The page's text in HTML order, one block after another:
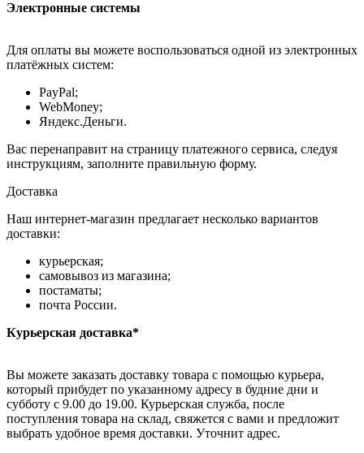
Электронные системы
Для оплаты вы можете воспользоваться одной из электронных
платёжных систем:
PayPal;
WebMoney;
Яндекс.Деньги.
Вас перенаправит на страницу платежного сервиса, следуя
инструкциям, заполните правильную форму.
Доставка
Наш интернет-магазин предлагает несколько вариантов
доставки:
курьерская;
самовывоз из магазина;
постаматы;
почта России.
Курьерская доставка*
Вы можете заказать доставку товара с помощью курьера,
который прибудет по указанному адресу в будние дни и
субботу с 9.00 до 19.00. Курьерская служба, после
поступления товара на склад, свяжется с вами и предложит
выбрать удобное время доставки. Уточнит адрес.